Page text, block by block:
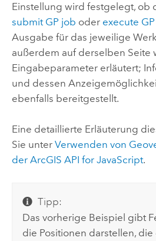
Einstellung wird festgelegt, ob
submit GP job oder execute
Ausgabe für das jeweilige
außerdem auf derselben Seite
Eingabeparameter erläutert;
und dessen
ebenfalls bereitgestellt.
Eine detaillierte Erläuterung
Sie unter Verwenden von
der ArcGIS API for JavaScript.
Tipp:
Das vorherige Beispiel gibt
die Positionen darstellen,